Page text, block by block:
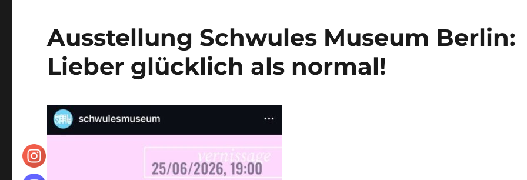
Ausstellung Schwules Museum Berlin:
Lieber glücklich als normal!